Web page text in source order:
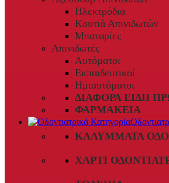
Ηλεκτρόδια
Κουτιά Απινιδωτών
Μπαταρίες
Απινιδωτές
Αυτόματοι
Εκπαιδευτικοί
Ημιαυτόματοι
ΔΙΆΦΟΡΑ ΕΊΔΗ
ΦΑΡΜΑΚΕΊΑ
ΚΑΛΎΜΜΑΤΑ
ΧΑΡΤΊ